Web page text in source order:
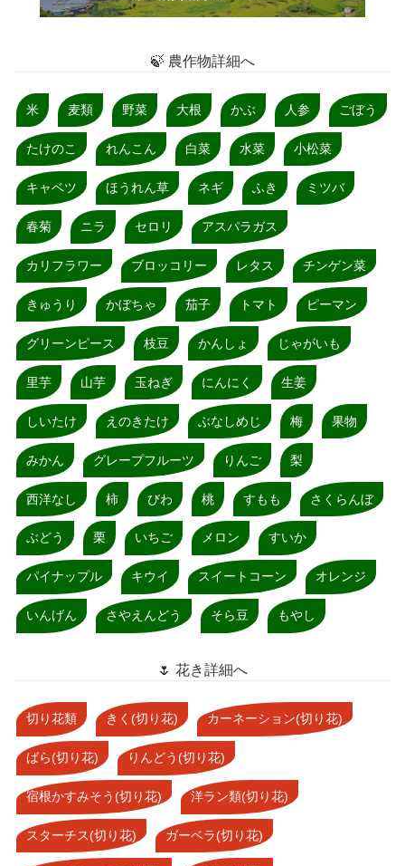
🍃 農作物詳細へ
米 麦類 野菜 大根 かぶ 人参 ごぼう
たけのこ れんこん 白菜 水菜 小松菜
キャベツ ほうれん草 ネギ ふき ミツバ
春菊 ニラ セロリ アスパラガス
カリフラワー ブロッコリー レタス チンゲン菜
きゅうり かぼちゃ 茄子 トマト ピーマン
グリーンピース 枝豆 かんしょ じゃがいも
里芋 山芋 玉ねぎ にんにく 生姜
しいたけ えのきたけ ぶなしめじ 梅 果物
みかん グレープフルーツ りんご 梨
西洋なし 柿 びわ 桃 すもも さくらんぼ
ぶどう 栗 いちご メロン すいか
パイナップル キウイ スイートコーン オレンジ
いんげん さやえんどう そら豆 もやし
🌷 花き詳細へ
切り花類 きく(切り花) カーネーション(切り花)
ばら(切り花) りんどう(切り花)
宿根かすみそう(切り花) 洋ラン類(切り花)
スターチス(切り花) ガーベラ(切り花)